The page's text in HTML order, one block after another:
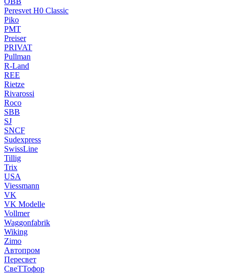
Peresvet H0 Classic
Piko
PMT
Preiser
PRIVAT
Pullman
R-Land
REE
Rietze
Rivarossi
Roco
SBB
SJ
SNCF
Sudexpress
SwissLine
Tillig
Trix
USA
Viessmann
VK
VK Modelle
Vollmer
Waggonfabrik
Wiking
Zimo
Автопром
Пересвет
СвеТТофор